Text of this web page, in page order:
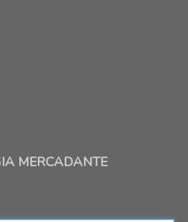
MERCADANTE